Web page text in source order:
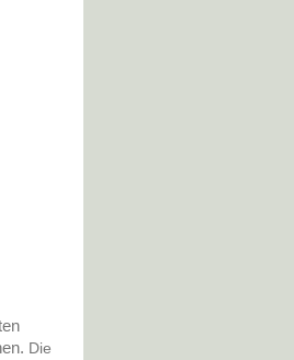
Die